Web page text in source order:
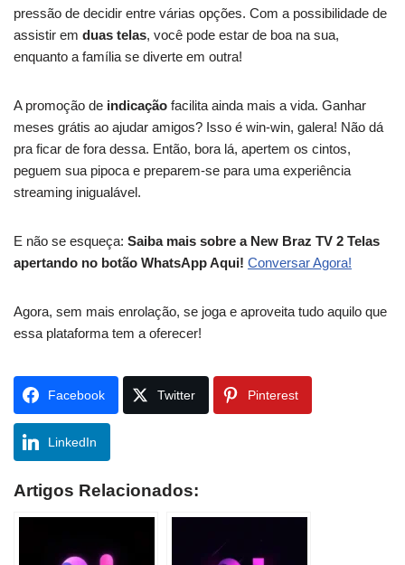
pressão de decidir entre várias opções. Com a possibilidade de
assistir em duas telas, você pode estar de boa na sua,
enquanto a família se diverte em outra!
A promoção de indicação facilita ainda mais a vida. Ganhar
meses grátis ao ajudar amigos? Isso é win-win, galera! Não dá
pra ficar de fora dessa. Então, bora lá, apertem os cintos,
peguem sua pipoca e preparem-se para uma experiência
streaming inigualável.
E não se esqueça: Saiba mais sobre a New Braz TV 2 Telas
apertando no botão WhatsApp Aqui! Conversar Agora!
Agora, sem mais enrolação, se joga e aproveita tudo aquilo que
essa plataforma tem a oferecer!
Facebook Twitter Pinterest
LinkedIn
Artigos Relacionados: